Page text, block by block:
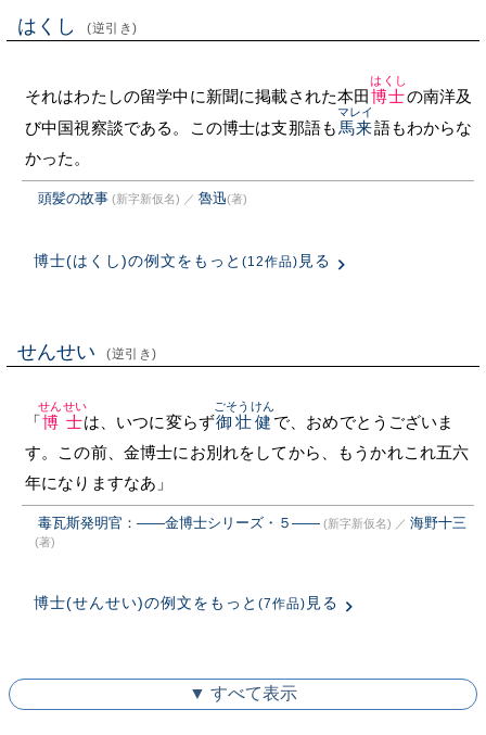
はくし (逆引き)
それはわたしの留学中に新聞に掲載された本田博士
はくし
の南洋及
び中国視察談である。この博士は支那語も 馬来
マレイ
語もわからな
かった。
頭髪の故事 (新字新仮名) ／ 魯迅(著)
博士(はくし)の例文をもっと (12作品) 見る
せんせい (逆引き)
「博士
せんせい
は、いつに変らず御壮健
ごそうけん
で、おめでとうございま
す。この前、金博士にお別れをしてから、もうかれこれ五六
年になりますなあ」
毒瓦斯発明官：――金博士シリーズ・５―― (新字新仮名) ／ 海野十三
(著)
博士(せんせい)の例文をもっと (7作品) 見る
▼ すべて表示